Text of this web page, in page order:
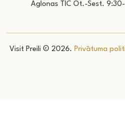
Aglonas TIC Ot.-Sest.
Visit Preili © 2026. Privātuma